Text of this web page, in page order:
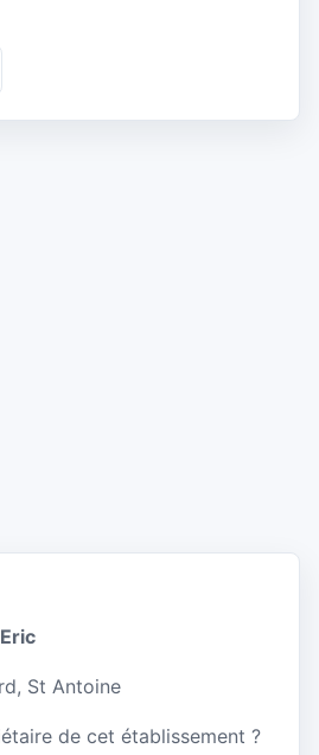
St Antoine
de cet établissement ?